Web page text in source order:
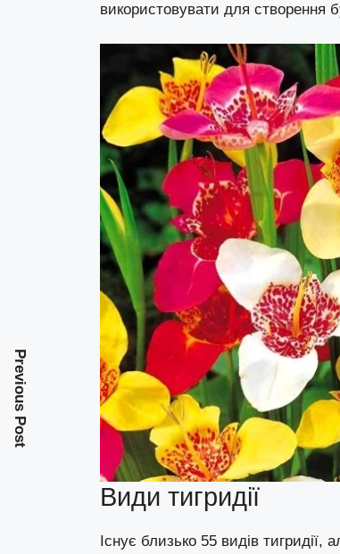
використовувати для створення
Види тигридії
Існує близько 55 видів
Previous Post